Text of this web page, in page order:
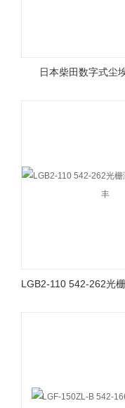
日本柴田数字式尘